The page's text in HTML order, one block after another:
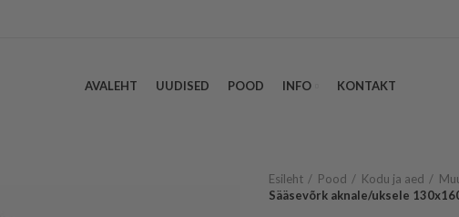
AVALEHT UUDISED POOD INFO KONTAKT
Esileht Pood Kodu ja aed
Sääsevõrk aknale/uksele